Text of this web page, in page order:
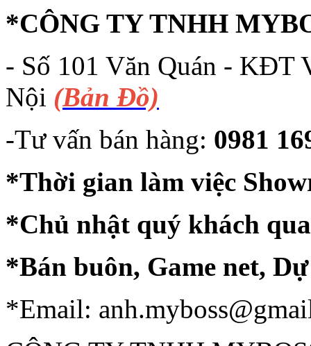
*CÔNG TY TNHH
- Số 101 Văn Quán - KĐT
Nội (Bản Đồ)
-Tư vấn bán hàng: 0981
*Thời gian làm việc
*Chủ nhật quý khách
*Bán buôn, Game net,
*Email: